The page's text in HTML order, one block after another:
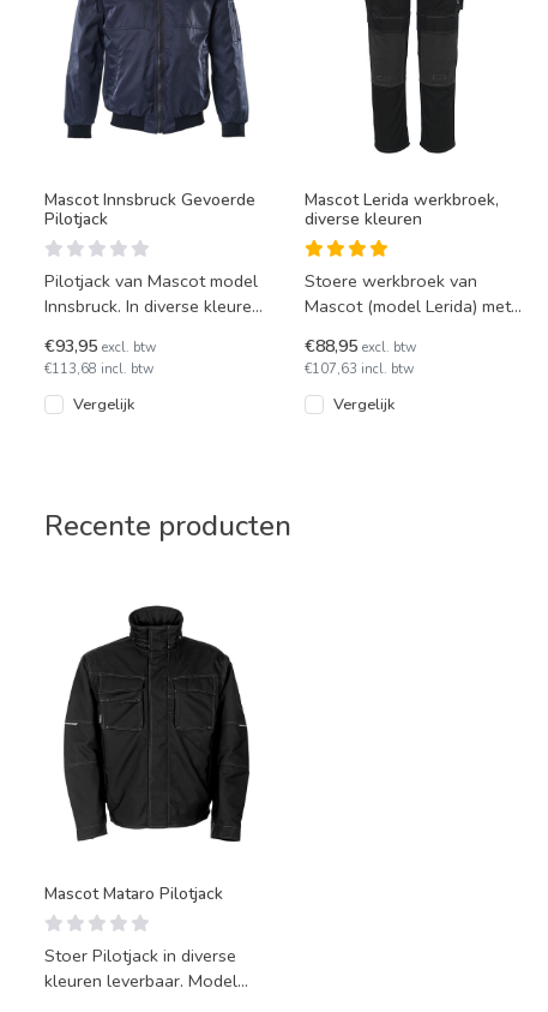
Mascot Innsbruck Gevoerde
Pilotjack
Pilotjack van Mascot model
Innsbruck. In diverse kleuren
€93,95 excl. btw
€113,68 incl. btw
Vergelijk
Mascot Lerida werkbroek,
diverse kleuren
Stoere werkbroek van
Mascot (model Lerida) met
Kevlar kniezakken. Deze
broek
€88,95 excl. btw
€107,63 incl. btw
Vergelijk
Recente producten
Mascot Mataro Pilotjack
Stoer Pilotjack in diverse
kleuren leverbaar. Model